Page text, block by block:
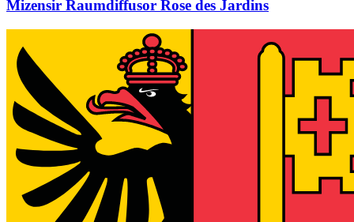
Mizensir Raumdiffusor Rose des Jardins